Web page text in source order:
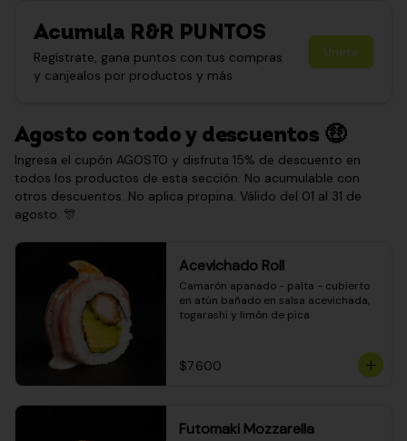
Acumula R&R PUNTOS
Regístrate, gana puntos con tus compras
y canjealos por productos y más
Únete
Agosto con todo y descuentos 🤑
Ingresa el cupón AGOSTO y disfruta 15% de descuento en
todos los productos de esta sección. No acumulable con
otros descuentos. No aplica propina. Válido del 01 al 31 de
agosto. 🎊
Acevichado Roll
Camarón apanado - palta - cubierto
en atún bañado en salsa acevichada,
togarashi y limón de pica
$7.600
Futomaki Mozzarella